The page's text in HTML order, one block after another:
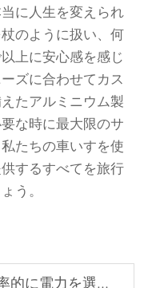
に人生を変えられ
のように扱い、何
上に安心感を感じ
ズに合わせてカス
たアルミニウム製
な時に最大限のサ
たちの車いすを使
するすべてを旅行
う。
選択し注文する方法